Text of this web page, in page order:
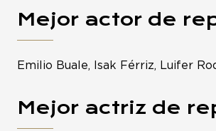
Mejor actor de
Emilio Buale, Isak Férriz, Luifer
Mejor actriz de